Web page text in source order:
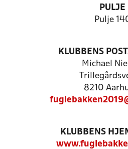
PULJE
Pulje
KLUBBENS
Michael
8210
KLUBBENS